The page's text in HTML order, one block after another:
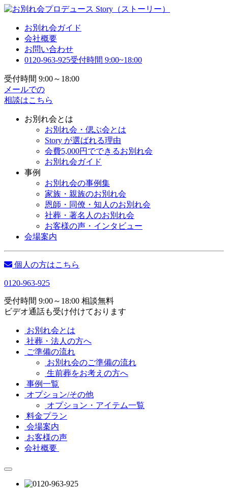
お別れ会ガイド
会社概要
お問い合わせ
0120-963-925受付時間 9:00~18:00
受付時間 9:00～18:00
メールでの
相談はこちら
お別れ会とは
お別れ会・偲ぶ会とは
Story が選ばれる理由
会費5,000円でできるお別れ会
お別れ会ガイド
事例
お別れ会の事例集
家族・親族のお別れ会
恩師・同僚・知人のお別れ会
社葬・著名人のお別れ会
お客様の声・インタビュー
会場案内
個人の方はこちら
0120-963-925
受付時間 9:00～18:00 相談無料
ビデオ通話も受け付けております
お別れ会とは
社葬・法人の方へ
ご準備の流れ
お別れ会のご準備の流れ
生前葬をお考えの方へ
事例一覧
オプション/その他
オプション・アイテム一覧
料金プラン
会場案内
お客様の声
会社概要